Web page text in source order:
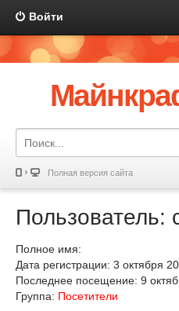
Войти
Полная версия сайта
Пользователь:
Полное имя:
Дата регистрации: 3 октября
Последнее посещение: 9
Группа: Посетители